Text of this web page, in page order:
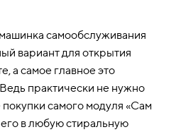
самообслуживания
вариант для открытия
а самое главное это
практически не нужно
самого модуля «Сам
в любую стиральную